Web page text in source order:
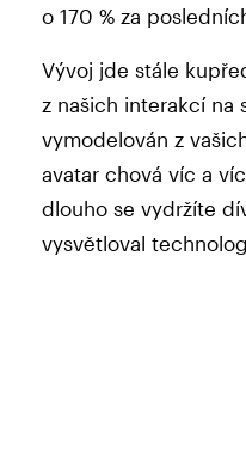
o 170 % za
Vývoj jde stále
z našich interakcí na
vymodelován z
avatar chová víc a
dlouho se vydržíte
vysvětloval